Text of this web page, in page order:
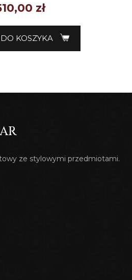
zł
KOSZYKA
ze stylowymi przedmiotami.